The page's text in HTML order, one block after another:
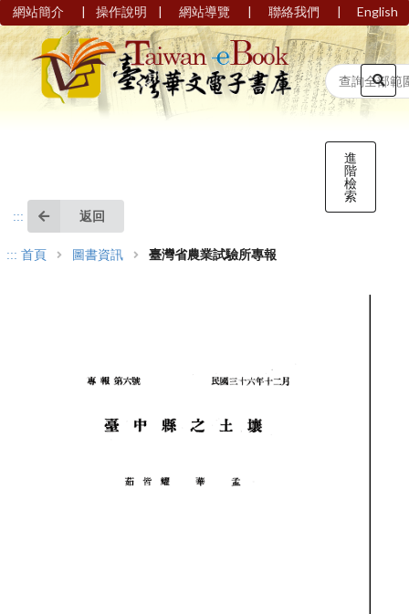
網站簡介 | 操作說明 | 網站導覽 | 聯絡我們 | English
進
階
檢
索
::: 返回
::: 首頁 圖書資訊 臺灣省農業試驗所專報